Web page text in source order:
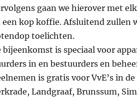
gaan we hierover met
een kop koffie. Afsluitend zullen
toelichten.
bijeenkomst is speciaal voor
in en bestuurders en
is gratis voor VvE’s in
Landgraaf, Brunssum,